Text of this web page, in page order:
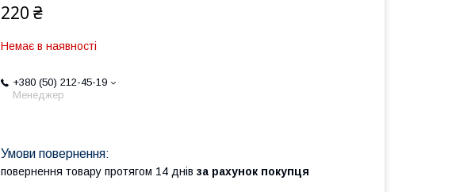
220 ₴
Немає в наявності
+380 (50) 212-45-19
Менеджер
повернення товару протягом 14 днів за рахунок покупця